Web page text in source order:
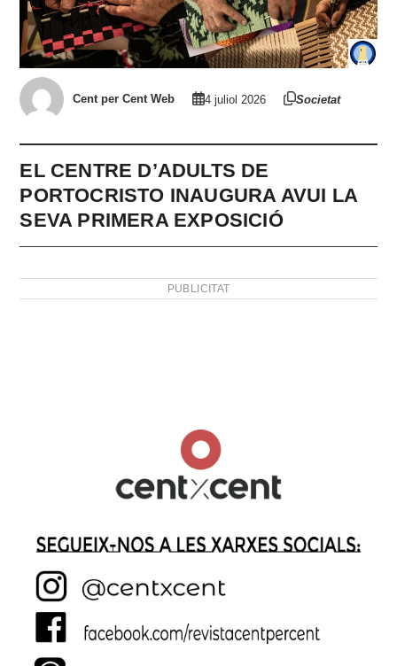
Cent per Cent Web 4 juliol 2026 Societat
EL CENTRE D’ADULTS DE
PORTOCRISTO INAUGURA AVUI LA
SEVA PRIMERA EXPOSICIÓ
PUBLICITAT